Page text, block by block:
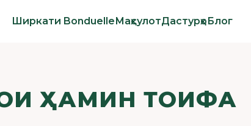
Ширкати BonduelleМаҳсулотДастурҳоБлог
ҲАМИН ТОИФА